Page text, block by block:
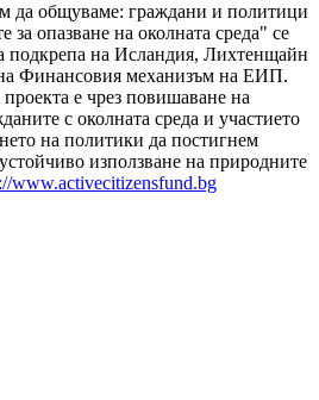
да общуваме: граждани и политици
за опазване на околната среда" се
подкрепа на Исландия, Лихтенщайн
Финансовия механизъм на ЕИП.
е чрез повишаване на
с околната среда и участието
на политики да постигнем
използване на природните
www.activecitizensfund.bg